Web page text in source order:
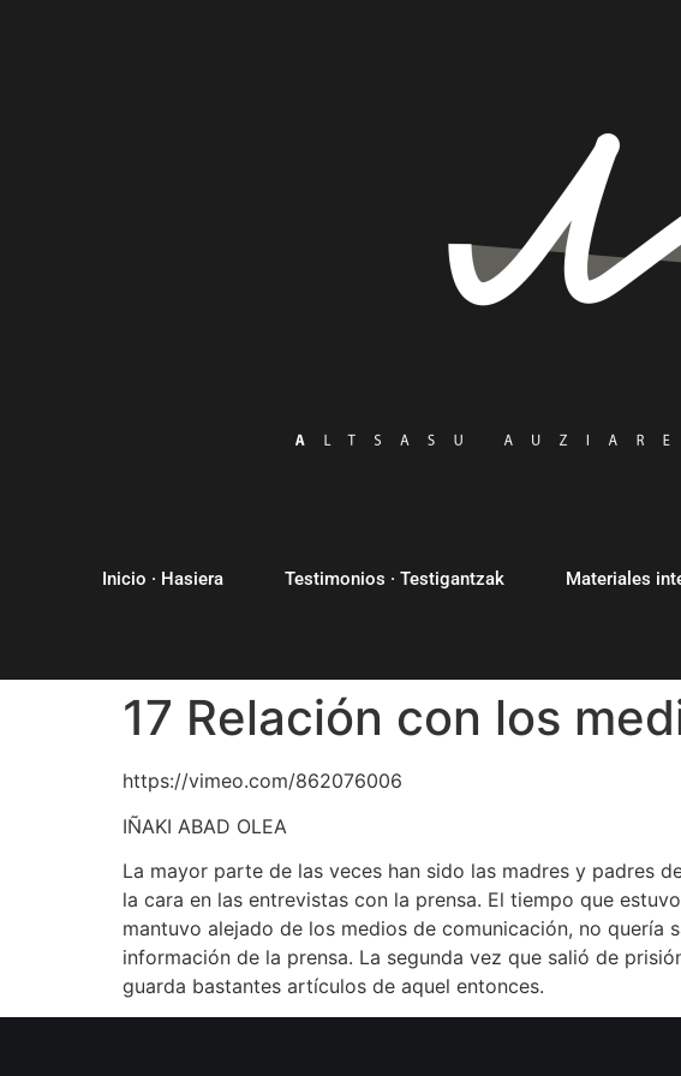
Inicio · Hasiera Testimonios · Testigantzak Materiales
17 Relación con los
https://vimeo.com/862076006
IÑAKI ABAD OLEA
La mayor parte de las veces han sido las madres y padres
la cara en las entrevistas con la prensa. El tiempo que
mantuvo alejado de los medios de comunicación, no quería
información de la prensa. La segunda vez que salió de
guarda bastantes artículos de aquel entonces.